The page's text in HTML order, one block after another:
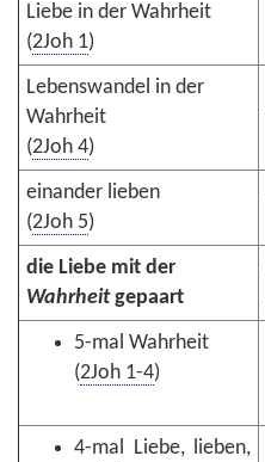
Liebe in der Wahrheit
(2Joh 1)
Lebenswandel in der
Wahrheit
(2Joh 4)
einander lieben
(2Joh 5)
die Liebe mit der
Wahrheitgepaart
5-mal Wahrheit
(2Joh 1-4)
4-mal Liebe, lieben,